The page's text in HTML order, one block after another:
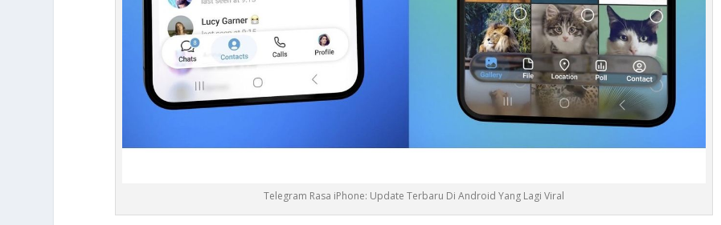
Telegram Rasa iPhone: Update Terbaru Di Android Yang Lagi Viral